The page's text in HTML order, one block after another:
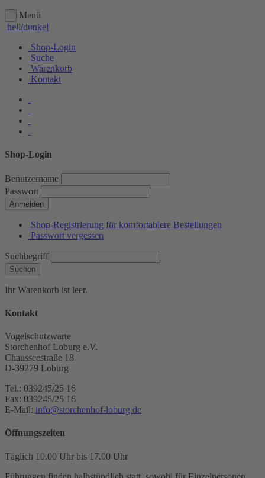
Menü
hell/dunkel
Shop-Login
Suche
Warenkorb
Kontakt
Shop-Login
Benutzername
Passwort
Anmelden
Shop-Registrierung für komfortablere Bestellungen
Passwort vergessen
Suchbegriff
Suchen
Ihr Warenkorb ist leer.
Kontakt
Vogelschutzwarte
Storchenhof Loburg e.V.
Chausseestraße 18
D-39279 Loburg
Tel.: 039245/25 16
Fax: 039245/25 16
E-Mail: info@storchenhof-loburg.de
Öffnungszeiten
Täglich 10.00 Uhr bis 17.00 Uhr